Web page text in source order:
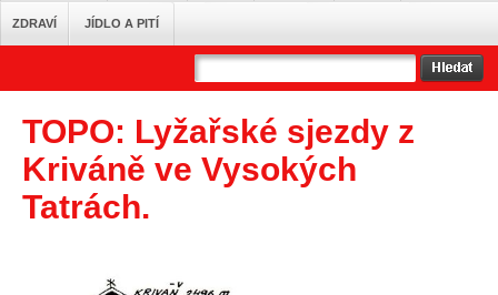
ZDRAVÍ JÍDLO A PITÍ
TOPO: Lyžařské sjezdy z
Kriváně ve Vysokých
Tatrách.